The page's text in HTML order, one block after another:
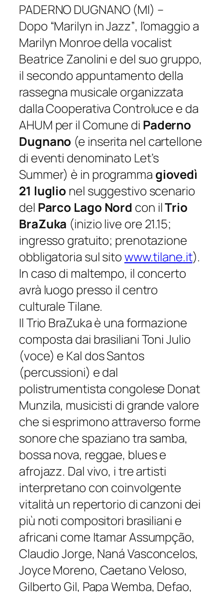
PADERNO DUGNANO (MI) –
Dopo “Marilyn in Jazz”, l’omaggio a
Marilyn Monroe della vocalist
Beatrice Zanolini e del suo gruppo,
il secondo appuntamento della
rassegna musicale organizzata
dalla Cooperativa Controluce e da
AHUM per il Comune di Paderno
Dugnano (e inserita nel cartellone
di eventi denominato Let’s
Summer) è in programma giovedì
21 luglio nel suggestivo scenario
del Parco Lago Nord con ilTrio
BraZuka (inizio live ore 21.15;
ingresso gratuito; prenotazione
obbligatoria sul sitowww.tilane.it).
In caso di maltempo, il concerto
avrà luogo presso il centro
culturale Tilane.
Il Trio BraZuka è una formazione
composta dai brasiliani Toni Julio
(voce) e Kal dos Santos
(percussioni) e dal
polistrumentista congolese Donat
Munzila, musicisti di grande valore
che si esprimono attraverso forme
sonore che spaziano tra samba,
bossa nova, reggae, blues e
afrojazz. Dal vivo, i tre artisti
interpretano con coinvolgente
vitalità un repertorio di canzoni dei
più noti compositori brasiliani e
africani come Itamar Assumpção,
Claudio Jorge, Naná Vasconcelos,
Joyce Moreno, Caetano Veloso,
Gilberto Gil, Papa Wemba, Defao,